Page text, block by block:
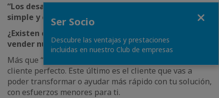
“Los desafíos son el sistema y las personas. Tan
simple y complejo a la vez.”
¿Existen clientes “buenos” y “malos” a la hora de
vender nuestros productos?
Más que “bueno” o “malo”, existe el cliente ideal y el
cliente perfecto. Este último es el cliente que vas a
poder transformar o ayudar más rápido con tu solución,
con esfuerzos menores para ti.
Ser Socio
Descubre las ventajas y prestaciones
incluidas en nuestro Club de empresas